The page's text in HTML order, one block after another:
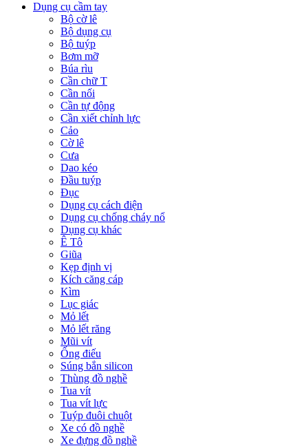
Dụng cụ cầm tay
Bộ cờ lê
Bộ dụng cụ
Bộ tuýp
Bơm mỡ
Búa rìu
Cần chữ T
Cần nối
Cần tự động
Cần xiết chỉnh lực
Cảo
Cờ lê
Cưa
Dao kéo
Đầu tuýp
Đục
Dụng cụ cách điện
Dụng cụ chống cháy nổ
Dụng cụ khác
Ê Tô
Giũa
Kẹp định vị
Kích căng cáp
Kìm
Lục giác
Mỏ lết
Mỏ lết răng
Mũi vít
Ống điếu
Súng bắn silicon
Thùng đồ nghề
Tua vít
Tua vít lực
Tuýp đuôi chuột
Xe có đồ nghề
Xe đựng đồ nghề